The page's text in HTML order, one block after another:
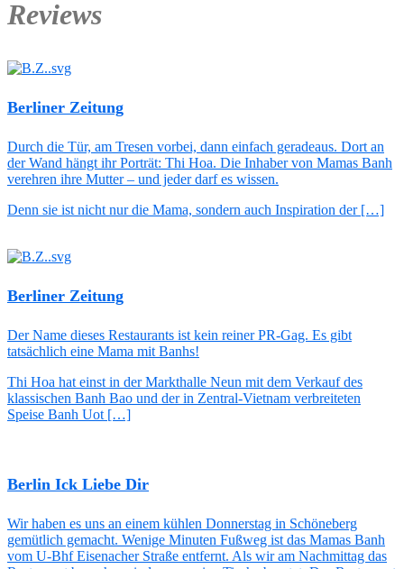
Reviews
Berliner Zeitung
Durch die Tür, am Tresen vorbei, dann einfach geradeaus. Dort an
der Wand hängt ihr Porträt: Thi Hoa. Die Inhaber von Mamas Banh
verehren ihre Mutter – und jeder darf es wissen.
Denn sie ist nicht nur die Mama, sondern auch Inspiration der […]
Berliner Zeitung
Der Name dieses Restaurants ist kein reiner PR-Gag. Es gibt
tatsächlich eine Mama mit Banhs!
Thi Hoa hat einst in der Markthalle Neun mit dem Verkauf des
klassischen Banh Bao und der in Zentral-Vietnam verbreiteten
Speise Banh Uot […]
Berlin Ick Liebe Dir
Wir haben es uns an einem kühlen Donnerstag in Schöneberg
gemütlich gemacht. Wenige Minuten Fußweg ist das Mamas Banh
vom U-Bhf Eisenacher Straße entfernt. Als wir am Nachmittag das